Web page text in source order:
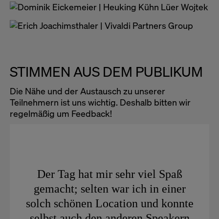
Schwerpunkten globale Strategien, Innovation und
Marketing. Er gilt als wichtiger Vordenker im Bereich
STIMMEN AUS DEM PUBLIKUM
Die Nähe und der Austausch zu unserer
Teilnehmern ist uns wichtig. Deshalb bitten wir
regelmäßig um Feedback!
Der Tag hat mir sehr viel Spaß
gemacht; selten war ich in einer
solch schönen Location und konnte